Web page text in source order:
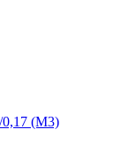
0,17 (М3)